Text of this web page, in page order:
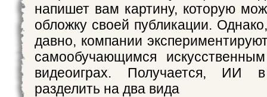
напишет вам картину, которую
обложку своей публикации.
давно, компании
самообучающимся
видеоиграх. Получается, ИИ
разделить на два вида